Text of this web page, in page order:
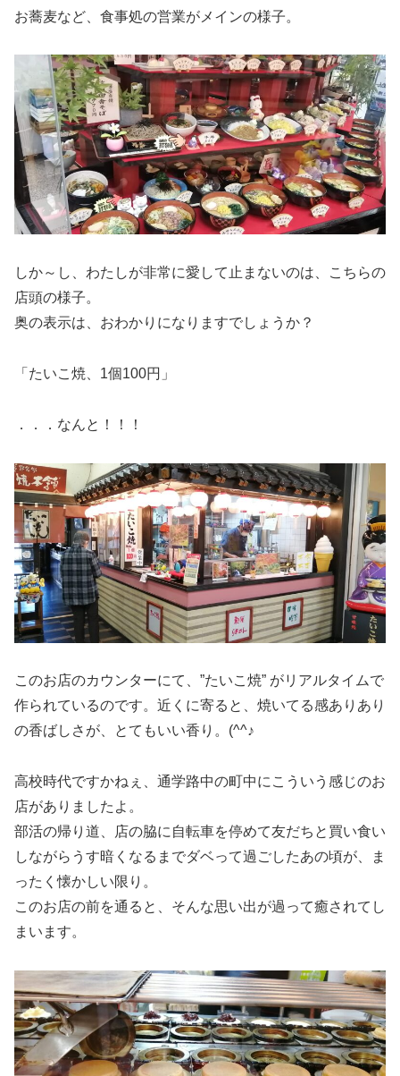
お蕎麦など、食事処の営業がメインの様子。
しか～し、わたしが非常に愛して止まないのは、こちらの
店頭の様子。
奥の表示は、おわかりになりますでしょうか？
「たいこ焼、1個100円」
．．．なんと！！！
このお店のカウンターにて、”たいこ焼” がリアルタイムで
作られているのです。近くに寄ると、焼いてる感ありあり
の香ばしさが、とてもいい香り。(^^♪
高校時代ですかねぇ、通学路中の町中にこういう感じのお
店がありましたよ。
部活の帰り道、店の脇に自転車を停めて友だちと買い食い
しながらうす暗くなるまでダベって過ごしたあの頃が、ま
ったく懐かしい限り。
このお店の前を通ると、そんな思い出が過って癒されてし
まいます。